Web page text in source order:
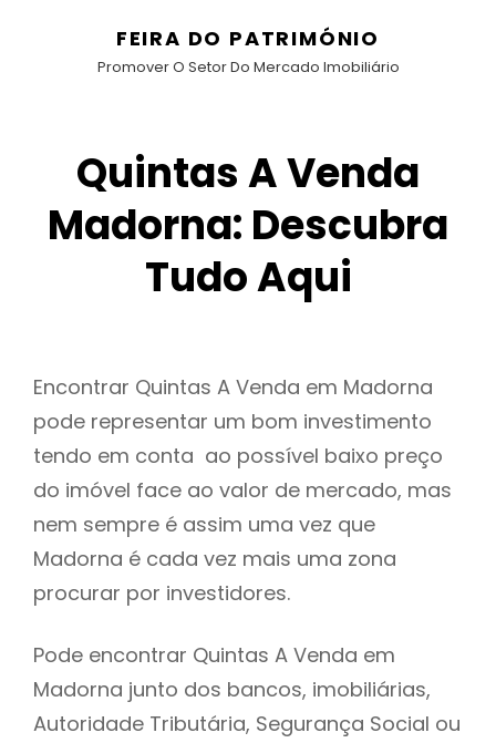
FEIRA DO PATRIMÓNIO
Promover O Setor Do Mercado Imobiliário
Quintas A Venda
Madorna: Descubra
Tudo Aqui
Encontrar Quintas A Venda em Madorna
pode representar um bom investimento
tendo em conta ao possível baixo preço
do imóvel face ao valor de mercado, mas
nem sempre é assim uma vez que
Madorna é cada vez mais uma zona
procurar por investidores.
Pode encontrar Quintas A Venda em
Madorna junto dos bancos, imobiliárias,
Autoridade Tributária, Segurança Social ou